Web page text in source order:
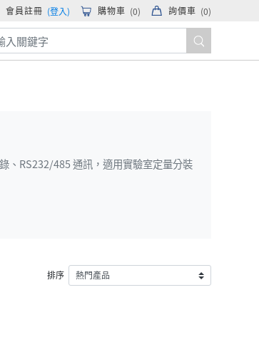
會員註冊 (登入) 購物車 (0) 詢價車 (0)
、RS232/485 通訊，適用實驗室定量分裝
排序